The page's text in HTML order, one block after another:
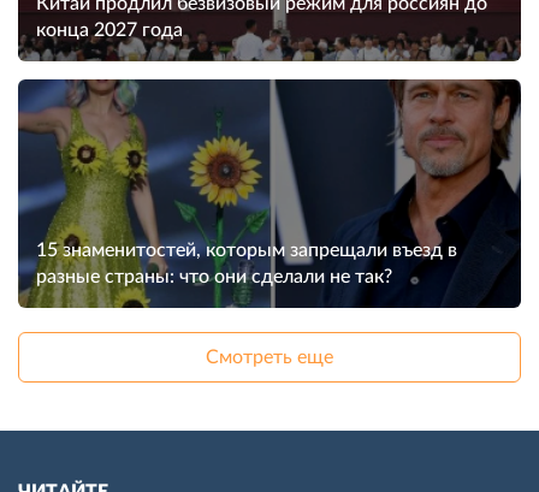
Китай продлил безвизовый режим для россиян до
конца 2027 года
15 знаменитостей, которым запрещали въезд в
разные страны: что они сделали не так?
Смотреть еще